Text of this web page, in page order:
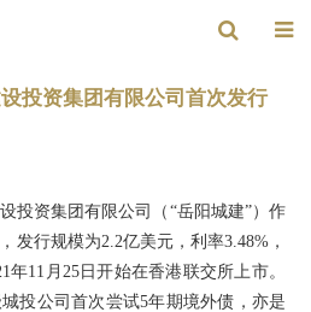
投资集团有限公司首次发行
投资集团有限公司（“岳阳城建”）作
发行规模为2.2亿美元，利率3.48%，
年11月25日开始在香港联交所上市。
投公司首次尝试5年期境外债，亦是